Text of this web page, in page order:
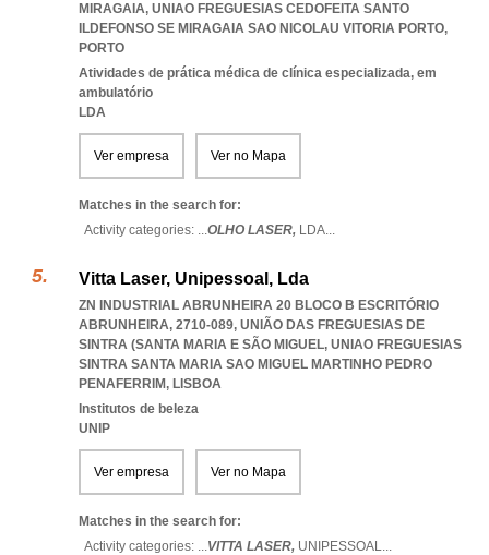
MIRAGAIA, UNIAO FREGUESIAS CEDOFEITA SANTO
ILDEFONSO SE MIRAGAIA SAO NICOLAU VITORIA PORTO,
PORTO
Atividades de prática médica de clínica especializada, em
ambulatório
LDA
Ver empresa Ver no Mapa
Matches in the search for:
Activity categories: ...OLHO LASER, LDA...
Vitta Laser, Unipessoal, Lda
ZN INDUSTRIAL ABRUNHEIRA 20 BLOCO B ESCRITÓRIO
ABRUNHEIRA, 2710-089, UNIÃO DAS FREGUESIAS DE
SINTRA (SANTA MARIA E SÃO MIGUEL, UNIAO FREGUESIAS
SINTRA SANTA MARIA SAO MIGUEL MARTINHO PEDRO
PENAFERRIM, LISBOA
Institutos de beleza
UNIP
Ver empresa Ver no Mapa
Matches in the search for:
Activity categories: ...VITTA LASER, UNIPESSOAL...